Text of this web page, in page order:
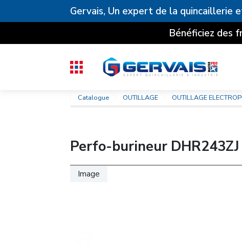
Gervais, Un expert de la quincaillerie
Bénéficiez des
Catalogue OUTILLAGE OUTILLAGE
Perfo-burineur
Image